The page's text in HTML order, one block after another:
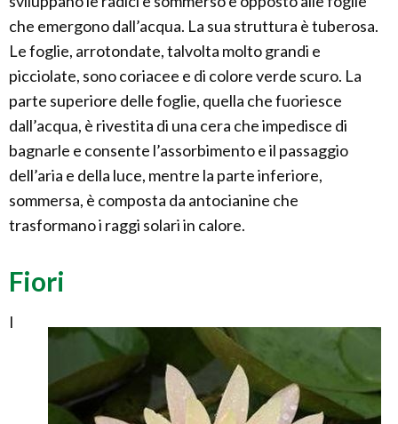
che emergono dall’acqua. La sua struttura è tuberosa.
Le foglie, arrotondate, talvolta molto grandi e
picciolate, sono coriacee e di colore verde scuro. La
parte superiore delle foglie, quella che fuoriesce
dall’acqua, è rivestita di una cera che impedisce di
bagnarle e consente l’assorbimento e il passaggio
dell’aria e della luce, mentre la parte inferiore,
sommersa, è composta da antocianine che
trasformano i raggi solari in calore.
Fiori
I